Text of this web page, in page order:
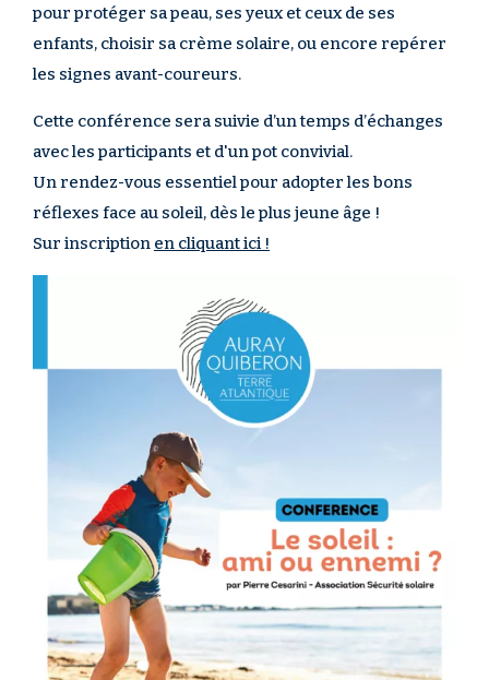
pour protéger sa peau, ses yeux et ceux de ses
enfants, choisir sa crème solaire, ou encore repérer
les signes avant-coureurs.
Cette conférence sera suivie d’un temps d’échanges
avec les participants et d'un pot convivial.
Un rendez-vous essentiel pour adopter les bons
réflexes face au soleil, dès le plus jeune âge !
Sur inscription en cliquant ici !